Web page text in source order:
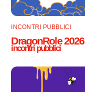
INCONTRI PUBBLICI
DragonRole 2026
incontri pubblici